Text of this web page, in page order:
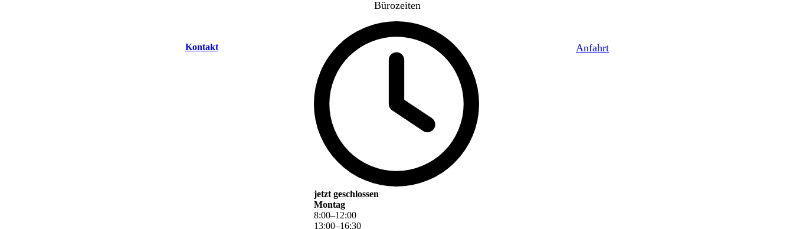
Kontakt
Bürozeiten
jetzt geschlossen
Montag
8:00–12:00
13:00–16:30
Anfahrt